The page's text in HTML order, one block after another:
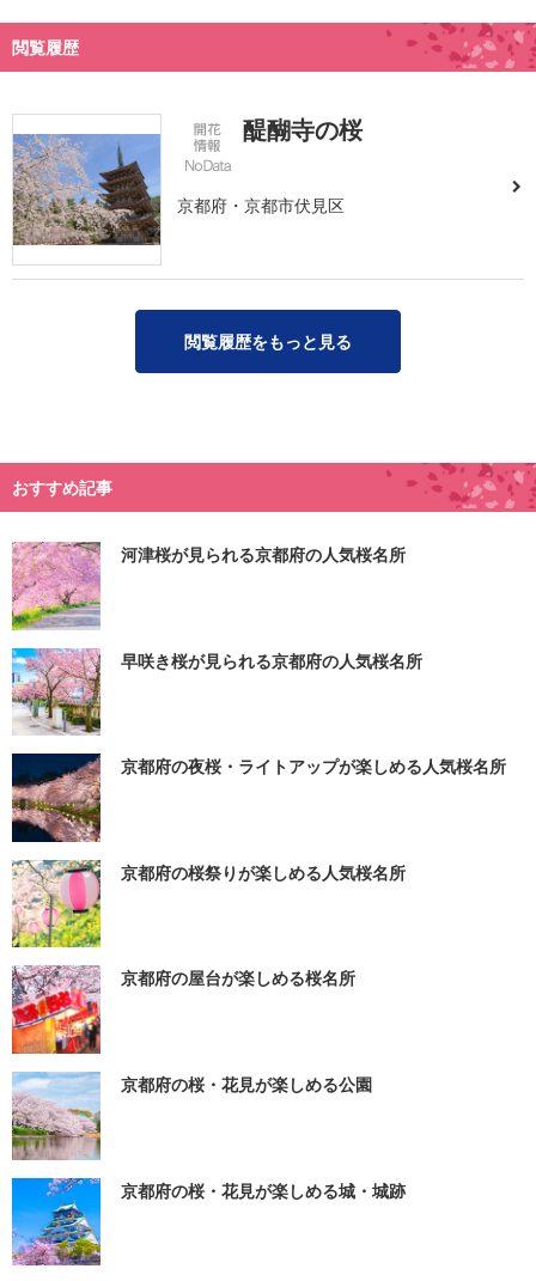
閲覧履歴
醍醐寺の桜
京都府・京都市伏見区
閲覧履歴をもっと見る
おすすめ記事
河津桜が見られる京都府の人気桜名所
早咲き桜が見られる京都府の人気桜名所
京都府の夜桜・ライトアップが楽しめる人気桜名所
京都府の桜祭りが楽しめる人気桜名所
京都府の屋台が楽しめる桜名所
京都府の桜・花見が楽しめる公園
京都府の桜・花見が楽しめる城・城跡